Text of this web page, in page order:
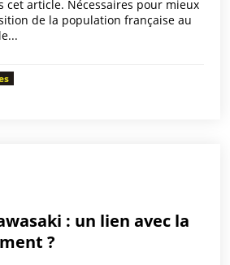
cet article. Nécessaires pour mieux
de la population française au
: un lien avec la
?